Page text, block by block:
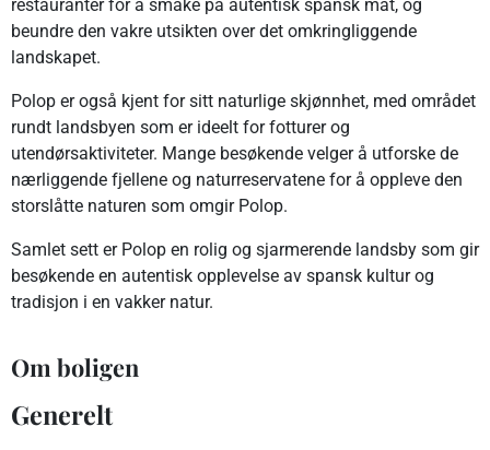
restauranter for å smake på autentisk spansk mat, og
beundre den vakre utsikten over det omkringliggende
landskapet.
Polop er også kjent for sitt naturlige skjønnhet, med området
rundt landsbyen som er ideelt for fotturer og
utendørsaktiviteter. Mange besøkende velger å utforske de
nærliggende fjellene og naturreservatene for å oppleve den
storslåtte naturen som omgir Polop.
Samlet sett er Polop en rolig og sjarmerende landsby som gir
besøkende en autentisk opplevelse av spansk kultur og
tradisjon i en vakker natur.
Om boligen
Generelt